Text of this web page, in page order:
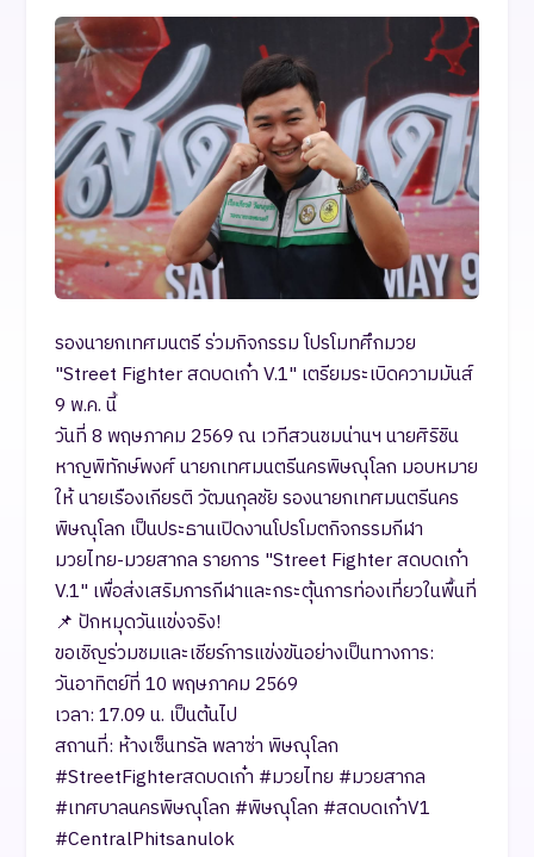
รองนายกเทศมนตรี ร่วมกิจกรรม โปรโมทศึกมวย
"Street Fighter สดบดเก๋า V.1" เตรียมระเบิดความมันส์
9 พ.ค. นี้
วันที่ 8 พฤษภาคม 2569 ณ เวทีสวนชมน่านฯ นายศิริชิน
หาญพิทักษ์พงศ์ นายกเทศมนตรีนครพิษณุโลก มอบหมาย
ให้ นายเรืองเกียรติ วัฒนกุลชัย รองนายกเทศมนตรีนคร
พิษณุโลก เป็นประธานเปิดงานโปรโมตกิจกรรมกีฬา
มวยไทย-มวยสากล รายการ "Street Fighter สดบดเก๋า
V.1" เพื่อส่งเสริมการกีฬาและกระตุ้นการท่องเที่ยวในพื้นที่
📌 ปักหมุดวันแข่งจริง!
ขอเชิญร่วมชมและเชียร์การแข่งขันอย่างเป็นทางการ:
วันอาทิตย์ที่ 10 พฤษภาคม 2569
เวลา: 17.09 น. เป็นต้นไป
สถานที่: ห้างเซ็นทรัล พลาซ่า พิษณุโลก
#StreetFighterสดบดเก๋า #มวยไทย #มวยสากล
#เทศบาลนครพิษณุโลก #พิษณุโลก #สดบดเก๋าV1
#CentralPhitsanulok